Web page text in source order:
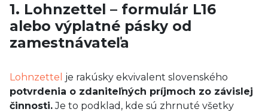
1. Lohnzettel – formulár L16
alebo výplatné pásky od
zamestnávateľa
Lohnzettel je rakúsky ekvivalent slovenského
potvrdenia o zdaniteľných príjmoch zo závislej
činnosti.Je to podklad, kde sú zhrnuté všetky